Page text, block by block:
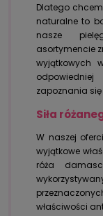
Dlatego
naturalne to
nasze
asortymencie
wyjątkowych
zapoznania
Siła
W naszej
wyjątkowe
róża
właściwości